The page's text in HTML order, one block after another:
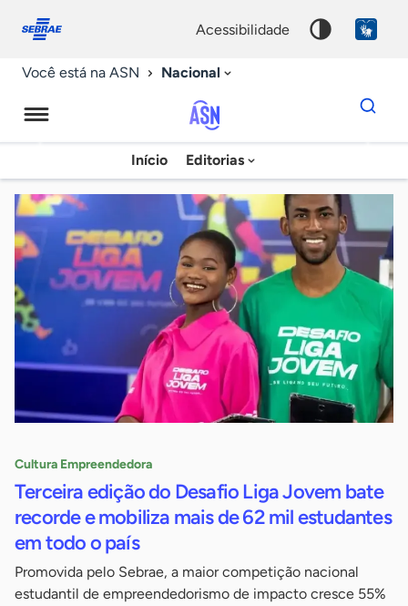
conosco
acessibilidade
Você está na ASN Nacional
Agência
Sebrae
de
Notícias
Início Editorias
Dados
para
chave
Cultura Empreendedora
Terceira edição do Desafio Liga Jovem bate
recorde e mobiliza mais de 62 mil estudantes
em todo o país
Promovida pelo Sebrae, a maior competição nacional
estudantil de empreendedorismo de impacto cresce 55%